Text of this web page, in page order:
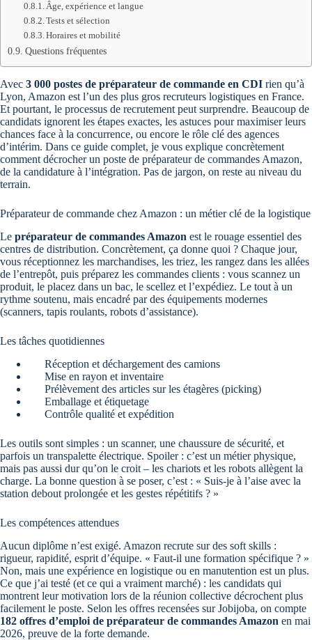
Âge, expérience et langue
Tests et sélection
Horaires et mobilité
Questions fréquentes
Avec 3 000 postes de préparateur de commande en CDI rien qu’à
Lyon, Amazon est l’un des plus gros recruteurs logistiques en France.
Et pourtant, le processus de recrutement peut surprendre. Beaucoup de
candidats ignorent les étapes exactes, les astuces pour maximiser leurs
chances face à la concurrence, ou encore le rôle clé des agences
d’intérim. Dans ce guide complet, je vous explique concrètement
comment décrocher un poste de préparateur de commandes Amazon,
de la candidature à l’intégration. Pas de jargon, on reste au niveau du
terrain.
Préparateur de commande chez Amazon : un métier clé de la logistique
Le préparateur de commandes Amazon est le rouage essentiel des
centres de distribution. Concrètement, ça donne quoi ? Chaque jour,
vous réceptionnez les marchandises, les triez, les rangez dans les allées
de l’entrepôt, puis préparez les commandes clients : vous scannez un
produit, le placez dans un bac, le scellez et l’expédiez. Le tout à un
rythme soutenu, mais encadré par des équipements modernes
(scanners, tapis roulants, robots d’assistance).
Les tâches quotidiennes
Réception et déchargement des camions
Mise en rayon et inventaire
Prélèvement des articles sur les étagères (picking)
Emballage et étiquetage
Contrôle qualité et expédition
Les outils sont simples : un scanner, une chaussure de sécurité, et
parfois un transpalette électrique. Spoiler : c’est un métier physique,
mais pas aussi dur qu’on le croit – les chariots et les robots allègent la
charge. La bonne question à se poser, c’est : « Suis-je à l’aise avec la
station debout prolongée et les gestes répétitifs ? »
Les compétences attendues
Aucun diplôme n’est exigé. Amazon recrute sur des soft skills :
rigueur, rapidité, esprit d’équipe. « Faut-il une formation spécifique ? »
Non, mais une expérience en logistique ou en manutention est un plus.
Ce que j’ai testé (et ce qui a vraiment marché) : les candidats qui
montrent leur motivation lors de la réunion collective décrochent plus
facilement le poste. Selon les offres recensées sur Jobijoba, on compte
182 offres d’emploi de préparateur de commandes Amazon en mai
2026, preuve de la forte demande.